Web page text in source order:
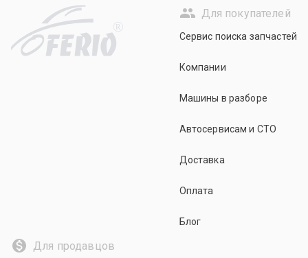
R
Для покупателей
Сервис поиска запчастей
Компании
Машины в разборе
Автосервисам и СТО
Доставка
Оплата
Блог
Для продавцов